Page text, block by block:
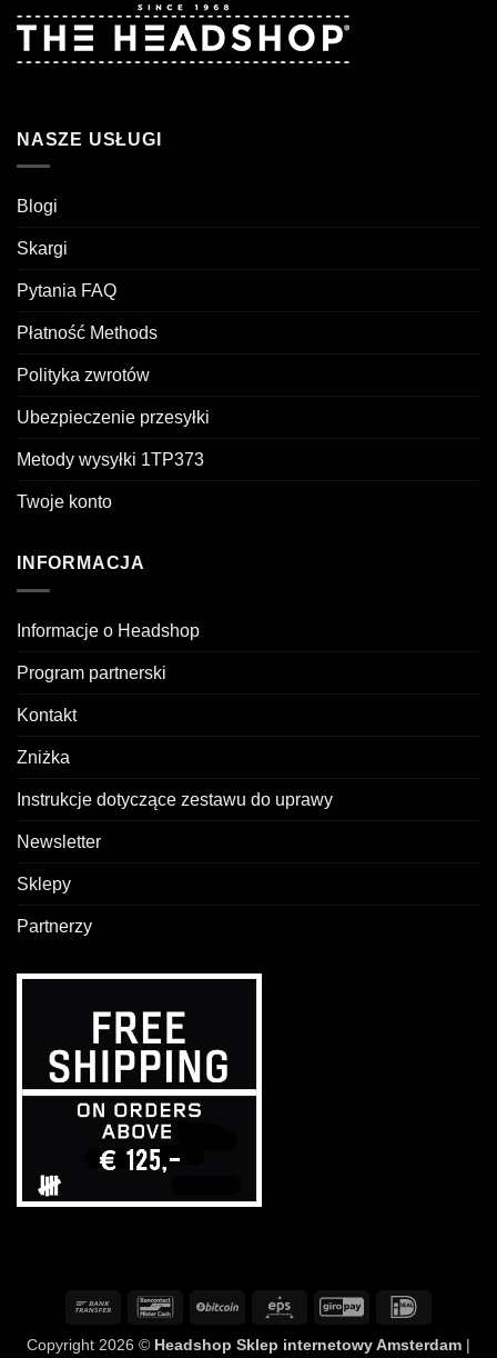
NASZE USŁUGI
Blogi
Skargi
Pytania FAQ
Płatność Methods
Polityka zwrotów
Ubezpieczenie przesyłki
Metody wysyłki 1TP373
Twoje konto
INFORMACJA
Informacje o Headshop
Program partnerski
Kontakt
Zniżka
Instrukcje dotyczące zestawu do uprawy
Newsletter
Sklepy
Partnerzy
Przelew
BancontactBitCoin Eps GiroPay
Copyright 2026 © Headshop Sklep internetowy Amsterdam |